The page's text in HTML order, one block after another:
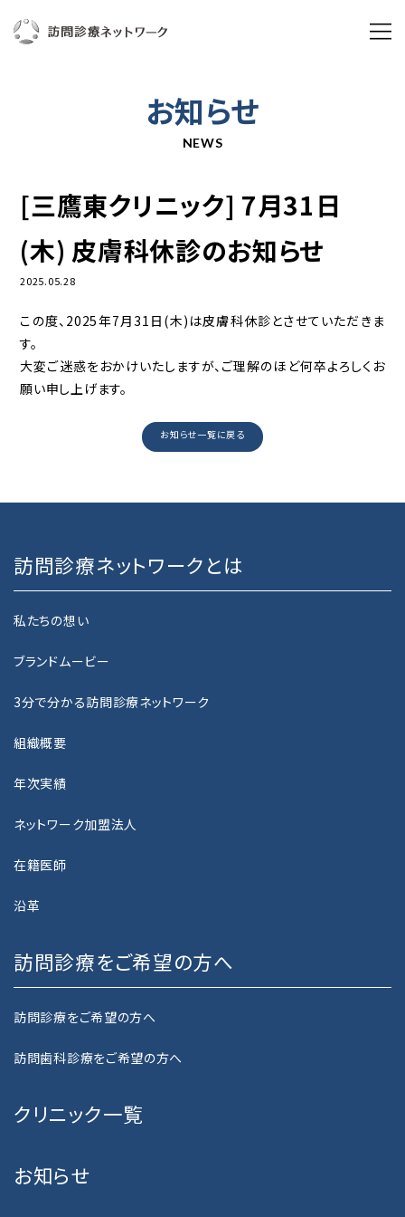
訪問診療ネットワークとは
ブランドムービー
3分で分かる訪問診療ネットワーク
組織概要
年次実績
HOME CARE
訪問診療をご希望の方へ
訪問診療をご希望の方へ
CLINIC SEARCH
NEWS
プライバシーポリシー
GUIDELINE
お問い合わせ
RECRUIT
採用情報
お知らせ
NEWS
[三鷹東クリニック] 7月31日
(木) 皮膚科休診のお知らせ
2025.05.28
この度、2025年7月31日(木)は皮膚科休診とさせていただきま
す。
大変ご迷惑をおかけいたしますが、ご理解のほど何卒よろしくお
願い申し上げます。
お知らせ一覧に戻る
訪問診療ネットワークとは
私たちの想い
ブランドムービー
3分で分かる訪問診療ネットワーク
組織概要
年次実績
ネットワーク加盟法人
在籍医師
沿革
訪問診療をご希望の方へ
訪問診療をご希望の方へ
訪問歯科診療をご希望の方へ
クリニック一覧
お知らせ